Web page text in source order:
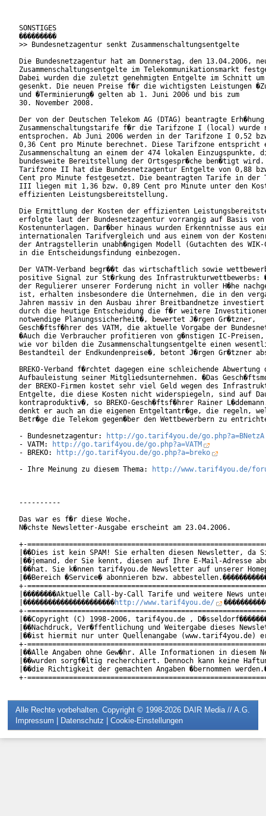
SONSTIGES
���������
>> Bundesnetzagentur senkt Zusammenschaltungsentgelte
Die Bundesnetzagentur hat am Donnerstag, den 13.04.2006,
Zusammenschaltungsentgelte im Telekommunikationsmarkt
Dabei wurden die zuletzt genehmigten Entgelte im Schnitt
gesenkt. Die neuen Preise f�r die wichtigsten Leistungen
und �Terminierung� gelten ab 1. Juni 2006 und bis zum
30. November 2008.
Der von der Deutschen Telekom AG (DTAG) beantragte
Zusammenschaltungstarife f�r die Tarifzone I (local) wurde
entsprochen. Ab Juni 2006 werden in der Tarifzone I 0,52
0,36 Cent pro Minute berechnet. Diese Tarifzone entspricht
Zusammenschaltung an einem der 474 lokalen Einzugspunkte,
bundesweite Bereitstellung der Ortsgespr�che ben�tigt
Tarifzone II hat die Bundesnetzagentur Entgelte von 0,88
Cent pro Minute festgesetzt. Die beantragten Tarife in der
III liegen mit 1,36 bzw. 0,89 Cent pro Minute unter den
effizienten Leistungsbereitstellung.
Die Ermittlung der Kosten der effizienten
erfolgte laut der Bundesnetzagentur vorrangig auf Basis von
Kostenunterlagen. Dar�ber hinaus wurden Erkenntnisse aus
internationalen Tarifvergleich und aus einem von der
der Antragstellerin unabh�ngigen Modell (Gutachten des
in die Entscheidungsfindung einbezogen.
Der VATM-Verband begr��t das wirtschaftlich sowie
positive Signal zur St�rkung des Infrastrukturwettbewerbs:
der Regulierer unserer Forderung nicht in voller H�he
ist, erhalten insbesondere die Unternehmen, die in den
Jahren massiv in den Ausbau ihrer Breitbandnetze investiert
durch die heutige Entscheidung die f�r weitere
notwendige Planungssicherheit�, bewertet J�rgen Gr�tzner,
Gesch�ftsf�hrer des VATM, die aktuelle Vorgabe der
�Auch die Verbraucher profitieren von g�nstigen IC-Preisen,
wie vor bilden die Zusammenschaltungsentgelte einen
Bestandteil der Endkundenpreise�, betont J�rgen Gr�tzner
BREKO-Verband f�rchtet dagegen eine schleichende Abwertung
Aufbauleistung seiner Mitgliedsunternehmen. �Das
der BREKO-Firmen kostet sehr viel Geld wegen des
Entgelte, die diese Kosten nicht widerspiegeln, sind auf
kontraproduktiv�, so BREKO-Gesch�ftsf�hrer Rainer
denkt er auch an die eigenen Entgeltantr�ge, die regeln,
Betr�ge die Telekom gegen�ber den Wettbewerbern zu
- Bundesnetzagentur:
http://go.tarif4you.de/go.php?a=BNetzA
- VATM:
http://go.tarif4you.de/go.php?a=VATM
- BREKO:
http://go.tarif4you.de/go.php?a=breko
- Ihre Meinung zu diesem Thema:
http://www.tarif4you.de/
----------
Das war es f�r diese Woche.
N�chste Newsletter-Ausgabe erscheint am 23.04.2006.
+-
|��Dies ist kein SPAM! Sie erhalten diesen Newsletter, da
|��jemand, der Sie kennt, diesen auf Ihre E-Mail-Adresse
|��hat. Sie k�nnen tarif4you.de Newsletter auf unserer
|��Bereich �Service� abonnieren bzw.
+-
|��������Aktuelle Call-by-Call Tarife und weitere News
|����������������������http://www.tarif4you.de/
+-
|��Copyright (C) 1998-2006, tarif4you.de ,
|��Nachdruck, Ver�ffentlichung und Weitergabe dieses
|��ist hiermit nur unter Quellenangabe (www.tarif4you.de)
+-
|��Alle Angaben ohne Gew�hr. Alle Informationen in diesem
|��wurden sorgf�ltig recherchiert. Dennoch kann keine
|��die Richtigkeit der gemachten Angaben �bernommen
Alle Rechte vorbehalten. Copyright © 1998-2026 DAIR Media // A.G.
Impressum | Datenschutz | Cookie-Einstellungen